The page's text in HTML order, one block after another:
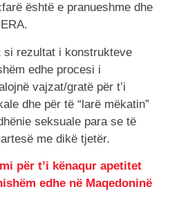
është e pranueshme dhe
si rezultat i konstrukteve
edhe procesi i
vajzat/gratë për t’i
dhe për të “larë mëkatin”
seksuale para se të
me dikë tjetër.
për t’i kënaqur apetitet
edhe në Maqedoninë